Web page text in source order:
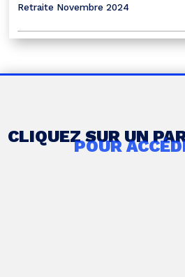
Retraite Novembre 2024
CLIQUEZ SUR UN
POUR